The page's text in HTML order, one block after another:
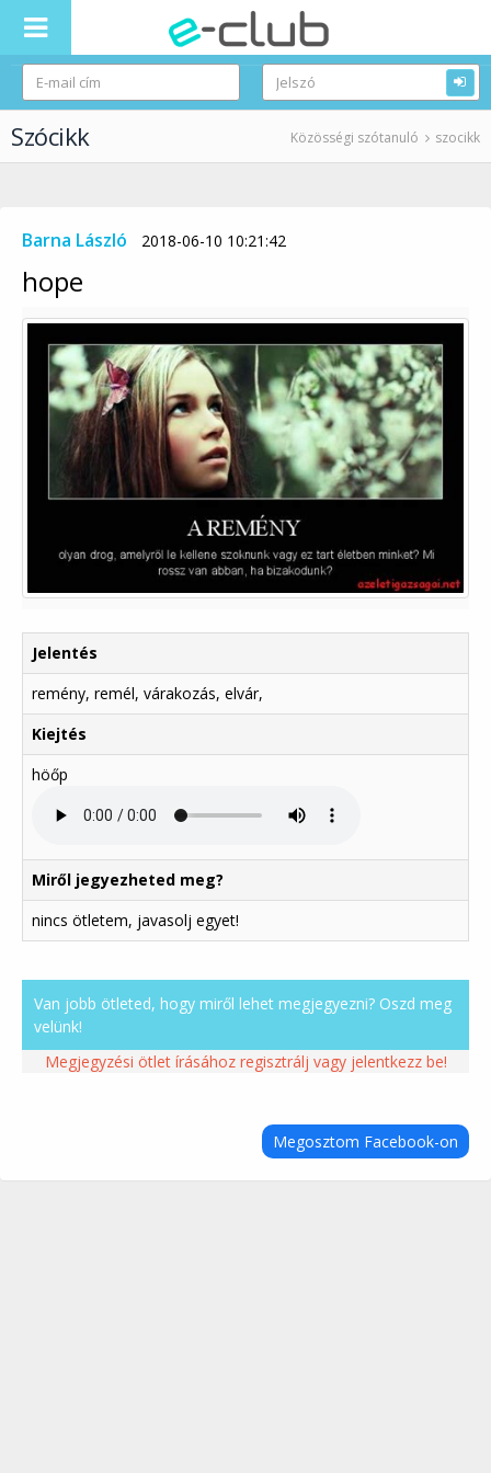
Szócikk Közösségi szótanuló szocikk
Barna László 2018-06-10 10:21:42
hope
Jelentés
remény, remél, várakozás, elvár,
Kiejtés
höőp
Miről jegyezheted meg?
nincs ötletem, javasolj egyet!
Van jobb ötleted, hogy miről lehet megjegyezni? Oszd meg
velünk!
Megjegyzési ötlet írásához regisztrálj vagy jelentkezz be!
Megosztom Facebook-on